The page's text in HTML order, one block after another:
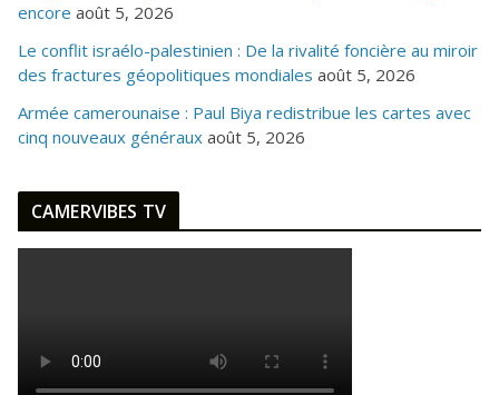
encore août 5, 2026
Le conflit israélo-palestinien : De la rivalité foncière au miroir
des fractures géopolitiques mondiales août 5, 2026
Armée camerounaise : Paul Biya redistribue les cartes avec
cinq nouveaux généraux août 5, 2026
CAMERVIBES TV